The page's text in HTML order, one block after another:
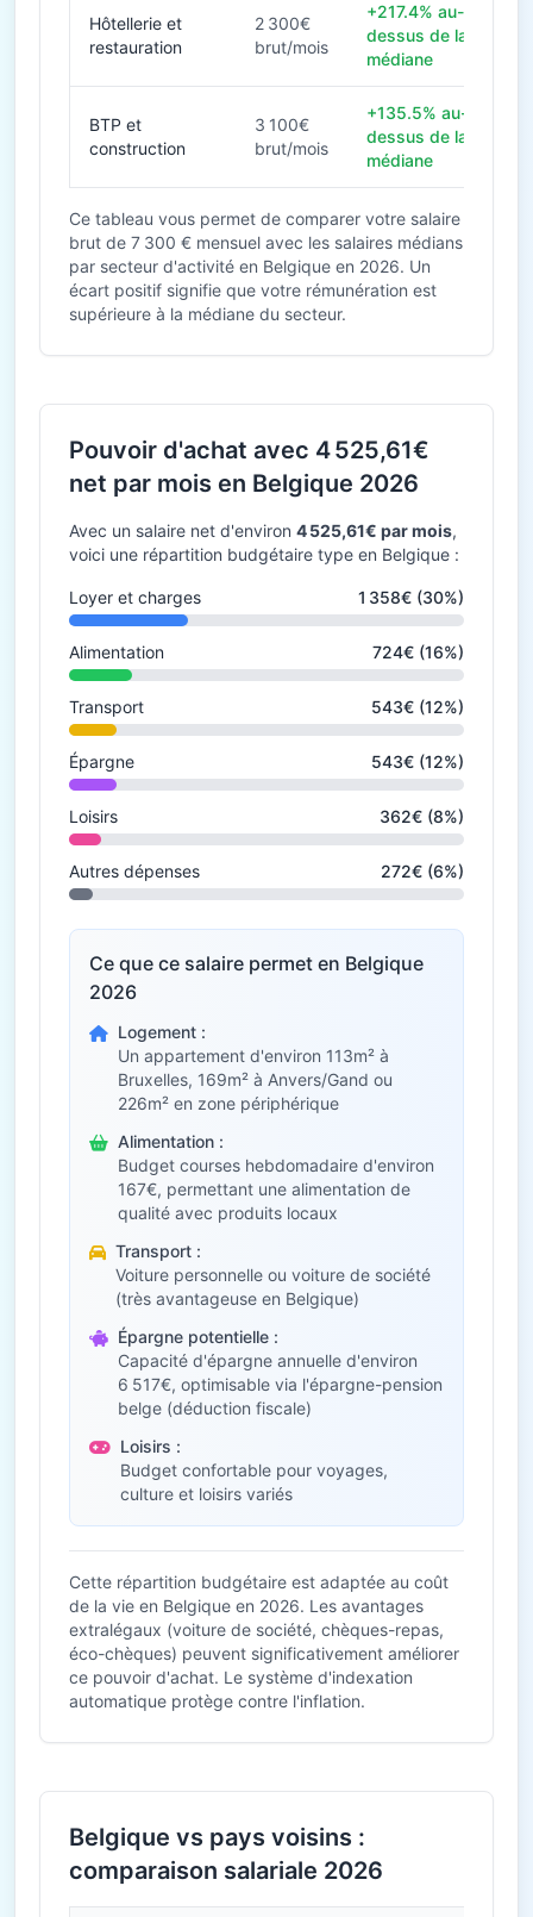
Hôtellerie et
restauration
2 300€
brut/mois
+217.4% au-
dessus de la
médiane
BTP et
construction
3 100€
brut/mois
+135.5% au-
dessus de la
médiane
Ce tableau vous permet de comparer votre salaire
brut de 7 300 € mensuel avec les salaires médians
par secteur d'activité en Belgique en 2026. Un
écart positif signifie que votre rémunération est
supérieure à la médiane du secteur.
Pouvoir d'achat avec 4 525,61€
net par mois en Belgique 2026
Avec un salaire net d'environ 4 525,61€ par mois,
voici une répartition budgétaire type en Belgique :
Loyer et charges 1 358€ (30%)
Alimentation 724€ (16%)
Transport 543€ (12%)
Épargne 543€ (12%)
Loisirs 362€ (8%)
Autres dépenses 272€ (6%)
Ce que ce salaire permet en Belgique
2026
Logement :
Un appartement d'environ 113m² à
Bruxelles, 169m² à Anvers/Gand ou
226m² en zone périphérique
Alimentation :
Budget courses hebdomadaire d'environ
167€, permettant une alimentation de
qualité avec produits locaux
Transport :
Voiture personnelle ou voiture de société
(très avantageuse en Belgique)
Épargne potentielle :
Capacité d'épargne annuelle d'environ
6 517€, optimisable via l'épargne-pension
belge (déduction fiscale)
Loisirs :
Budget confortable pour voyages,
culture et loisirs variés
Cette répartition budgétaire est adaptée au coût
de la vie en Belgique en 2026. Les avantages
extralégaux (voiture de société, chèques-repas,
éco-chèques) peuvent significativement améliorer
ce pouvoir d'achat. Le système d'indexation
automatique protège contre l'inflation.
Belgique vs pays voisins :
comparaison salariale 2026